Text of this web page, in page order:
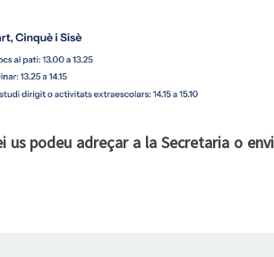
podeu adreçar a la Secretaria o